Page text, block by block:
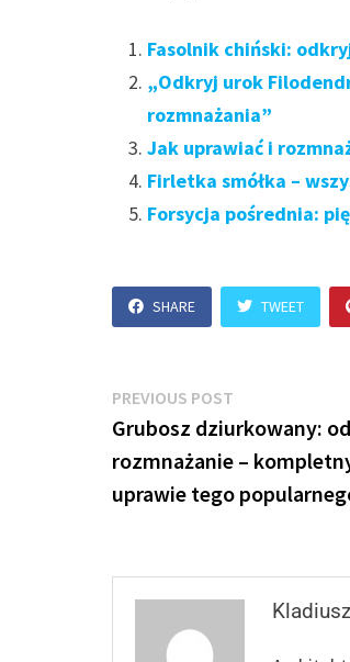
Fasolnik chiński:
„Odkryj urok
rozmnażania”
Jak uprawiać i
Firletka smółka –
Forsycja pośrednia:
SHARE TWEET
Nawigacja
wpisu
PREVIOUS POST
post:
Grubosz dziurkowany:
rozmnażanie –
uprawie tego